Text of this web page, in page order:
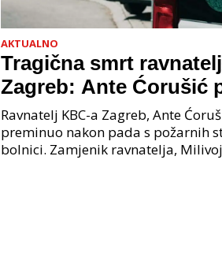
AKTUALNO
Tragična smrt
Zagreb: Ante Ćorušić
nakon pada u bolnici,
mjestu događaja
Ravnatelj KBC-a Zagreb, Ante
preminuo nakon pada s požarnih
bolnici. Zamjenik ravnatelja,